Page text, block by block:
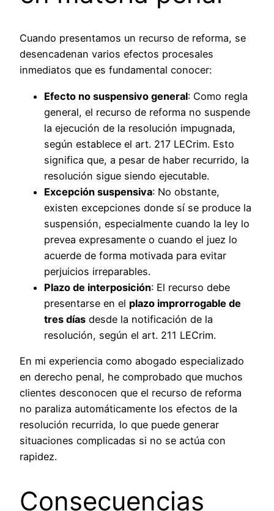
Cuando presentamos un recurso de reforma, se
desencadenan varios efectos procesales
inmediatos que es fundamental conocer:
Efecto no suspensivo general: Como regla
general, el recurso de reforma no suspende
la ejecución de la resolución impugnada,
según establece el art. 217 LECrim. Esto
significa que, a pesar de haber recurrido, la
resolución sigue siendo ejecutable.
Excepción suspensiva: No obstante,
existen excepciones donde sí se produce la
suspensión, especialmente cuando la ley lo
prevea expresamente o cuando el juez lo
acuerde de forma motivada para evitar
perjuicios irreparables.
Plazo de interposición: El recurso debe
presentarse en el plazo improrrogable de
tres días desde la notificación de la
resolución, según el art. 211 LECrim.
En mi experiencia como abogado especializado
en derecho penal, he comprobado que muchos
clientes desconocen que el recurso de reforma
no paraliza automáticamente los efectos de la
resolución recurrida, lo que puede generar
situaciones complicadas si no se actúa con
rapidez.
Consecuencias